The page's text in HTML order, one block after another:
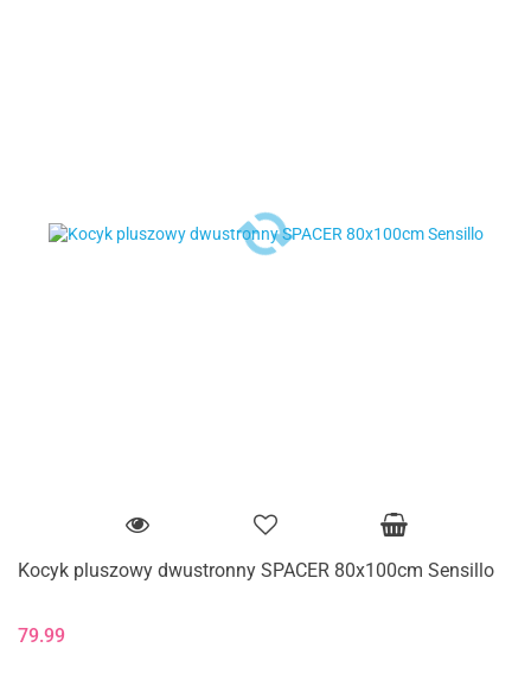
Kocyk pluszowy dwustronny SPACER 80x100cm Sensillo
79.99